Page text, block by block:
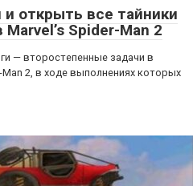
и открыть все тайники
Spider-Man 2
— второстепенные задачи в
Man 2, в ходе выполнениях которых